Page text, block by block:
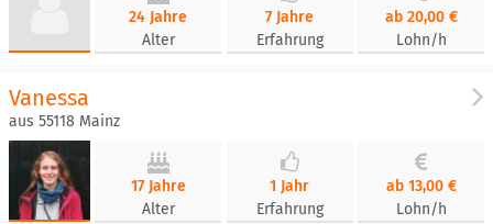
24 Jahre
Alter
7 Jahre
Erfahrung
ab 20,00 €
Lohn/h
Vanessa
aus 55118 Mainz
17 Jahre
Alter
1 Jahr
Erfahrung
ab 13,00 €
Lohn/h